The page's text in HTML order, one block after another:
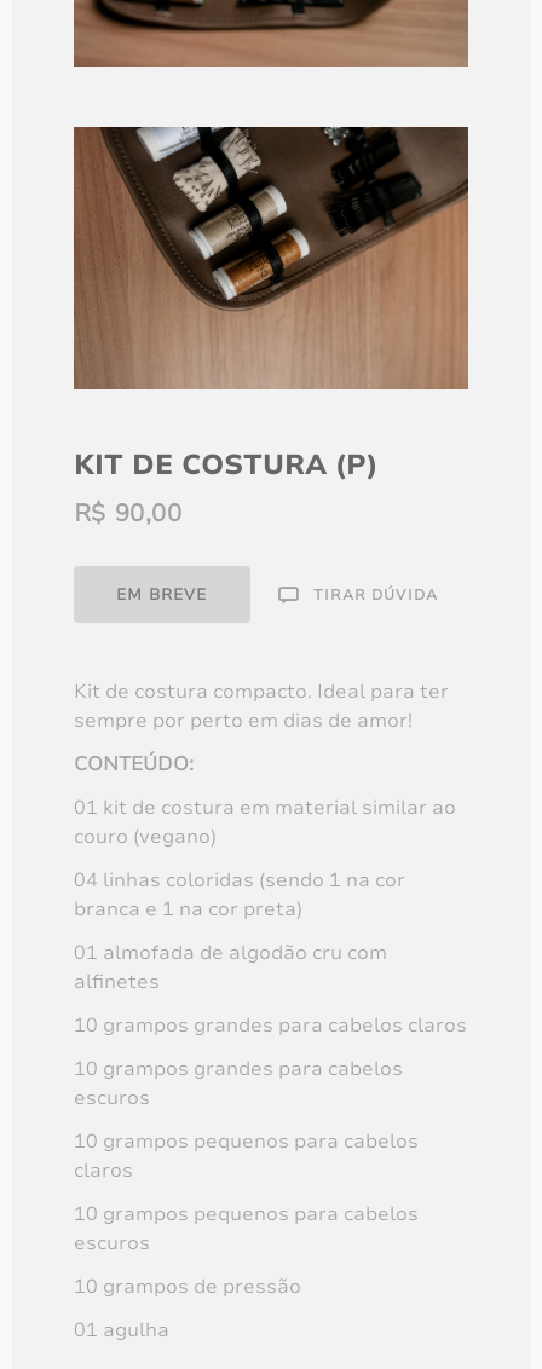
Kit de costura (p)
Kit de costura (g)
R$190,00
KIT DE COSTURA (P)
R$ 90,00
EM BREVE TIRAR DÚVIDA
Kit de costura compacto. Ideal para ter
sempre por perto em dias de amor!
CONTEÚDO:
01 kit de costura em material similar ao
couro (vegano)
04 linhas coloridas (sendo 1 na cor
branca e 1 na cor preta)
01 almofada de algodão cru com
alfinetes
10 grampos grandes para cabelos claros
10 grampos grandes para cabelos
escuros
10 grampos pequenos para cabelos
claros
10 grampos pequenos para cabelos
escuros
10 grampos de pressão
01 agulha